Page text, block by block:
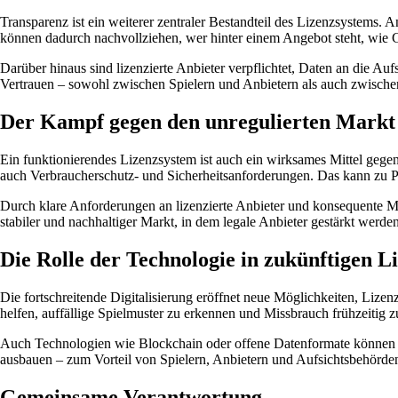
Transparenz ist ein weiterer zentraler Bestandteil des Lizenzsystems.
können dadurch nachvollziehen, wer hinter einem Angebot steht, wie
Darüber hinaus sind lizenzierte Anbieter verpflichtet, Daten an die
Vertrauen – sowohl zwischen Spielern und Anbietern als auch
Der Kampf gegen den unregulierten Markt
Ein funktionierendes Lizenzsystem ist auch ein wirksames Mittel
auch Verbraucherschutz- und Sicherheitsanforderungen. Das kann
Durch klare Anforderungen an lizenzierte Anbieter und konsequente
stabiler und nachhaltiger Markt, in dem legale Anbieter gestärkt
Die Rolle der Technologie in zukünftigen
Die fortschreitende Digitalisierung eröffnet neue Möglichkeiten,
helfen, auffällige Spielmuster zu erkennen und Missbrauch frühzeitig
Auch Technologien wie Blockchain oder offene Datenformate
ausbauen – zum Vorteil von Spielern, Anbietern und